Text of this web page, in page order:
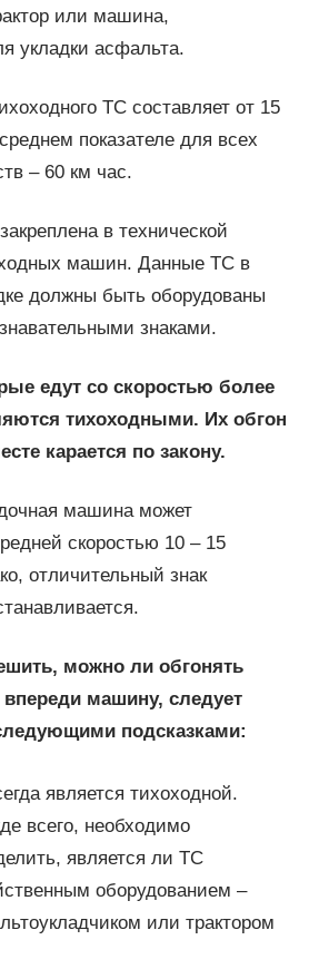
или машина,
укладки асфальта.
ТС составляет от 15
показателе для всех
– 60 км час.
в технической
машин. Данные ТС в
должны быть оборудованы
знаками.
едут со скоростью более
тихоходными. Их обгон
карается по закону.
машина может
скоростью 10 – 15
отличительный знак
можно ли обгонять
машину, следует
подсказками:
является тихоходной.
всего, необходимо
является ли ТС
оборудованием –
или трактором